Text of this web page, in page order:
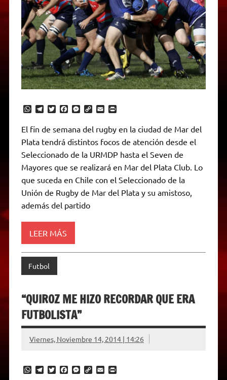
W
a
t
s
A
p
p
T
l
e
g
r
a
m
T
t
t
r
F
e
b
o
k
M
s
e
n
g
e
C
p
y
L
i
n
k
E
i
l
P
n
t
F
r
i
n
d
l
El fin de semana del rugby en la ciudad de Mar del
Plata tendrá distintos focos de atención desde el
Seleccionado de la URMDP hasta el Seven de
Mayores que se realizará en Mar del Plata Club. Lo
que suceda en Chile con el Seleccionado de la
Unión de Rugby de Mar del Plata y su amistoso,
además del partido
LEER MÁS
Futbol
“QUIROZ ME HIZO RECORDAR QUE ERA
FUTBOLISTA”
Viernes, Noviembre 14, 2014 | 14:26
W T
T
F
M C
E
P